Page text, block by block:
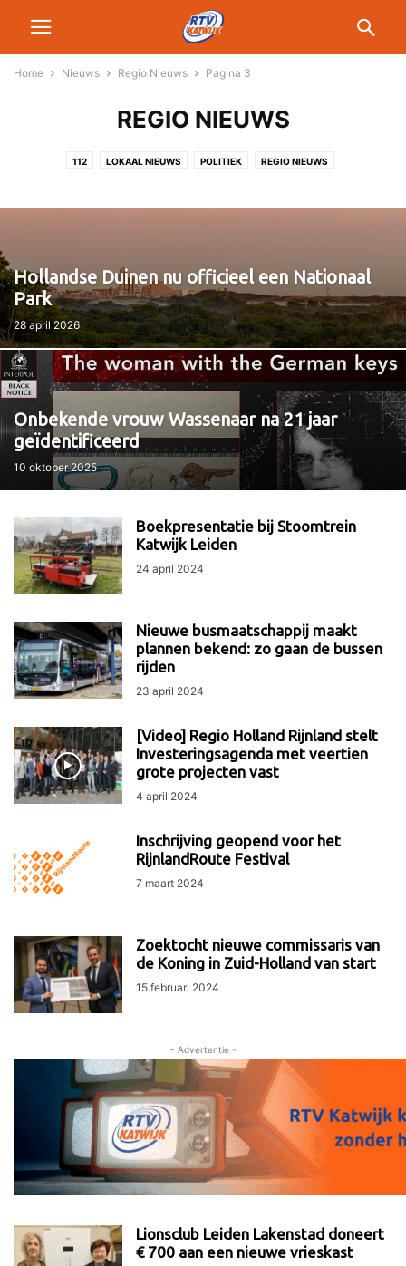
Home Nieuws Regio Nieuws Pagina 3
REGIO NIEUWS
112 LOKAAL NIEUWS POLITIEK REGIO NIEUWS
Hollandse Duinen nu officieel een Nationaal
Park
28 april 2026
Onbekende vrouw Wassenaar na 21 jaar
geïdentificeerd
10 oktober 2025
Boekpresentatie bij Stoomtrein
Katwijk Leiden
24 april 2024
Nieuwe busmaatschappij maakt
plannen bekend: zo gaan de bussen
rijden
23 april 2024
[Video] Regio Holland Rijnland stelt
Investeringsagenda met veertien
grote projecten vast
4 april 2024
Inschrijving geopend voor het
RijnlandRoute Festival
7 maart 2024
Zoektocht nieuwe commissaris van
de Koning in Zuid-Holland van start
15 februari 2024
- Advertentie -
Lionsclub Leiden Lakenstad doneert
€ 700 aan een nieuwe vrieskast